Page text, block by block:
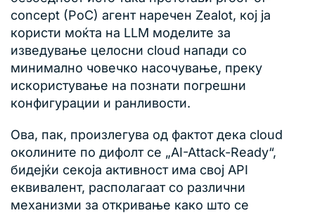
concept (PoC) агент наречен Zealot, кој ја
користи моќта на LLM моделите за
изведување целосни cloud напади со
минимално човечко насочување, преку
искористување на познати погрешни
конфигурации и ранливости.
Ова, пак, произлегува од фактот дека cloud
околините по дифолт се „AI-Attack-Ready“,
бидејќи секоја активност има свој API
еквивалент, располагаат со различни
механизми за откривање како што се